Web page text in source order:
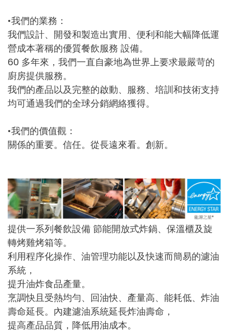
•我們的業務：
我們設計、開發和製造出實用、便利和能大幅降低運
營成本著稱的優質餐飲服務 設備。
60 多年來，我們一直自豪地為世界上要求最嚴苛的
廚房提供服務。
我們的產品以及完整的啟動、服務、培訓和技術支持
均可通過我們的全球分銷網絡獲得。
•我們的價值觀：
關係的重要。信任。從長遠來看。創新。
提供一系列餐飲設備 節能開放式炸鍋、保溫櫃及旋
轉烤雞烤箱等。
利用程序化操作、油管理功能以及快速而簡易的濾油
系統，
提升油炸食品產量。
烹調快且受熱均勻、回油快、產量高、能耗低、炸油
壽命延長。內建濾油系統延長炸油壽命，
提高產品品質，降低用油成本。